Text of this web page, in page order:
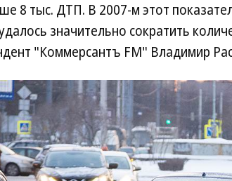
8 тыс. ДТП. В 2007-м этот
значительно сократить
"Коммерсантъ FM" Владимир